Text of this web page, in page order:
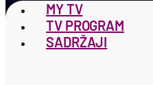
MY TV
TV PROGRAM
SADRŽAJI